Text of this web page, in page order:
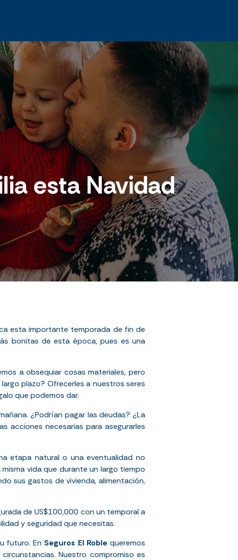
esta Navidad
esta importante temporada de fin de
bonitas de esta época, pues es una
a obsequiar cosas materiales, pero
plazo? Ofrecerles a nuestros seres
que podemos dar.
¿Podrían pagar las deudas? ¿La
acciones necesarias para asegurarles
etapa natural o una eventualidad no
vida que durante un largo tiempo
sus gastos de vivienda, alimentación,
de US$100,000 con un temporal a
y seguridad que necesitas.
futuro. En Seguros El Roble queremos
Nuestro compromiso es